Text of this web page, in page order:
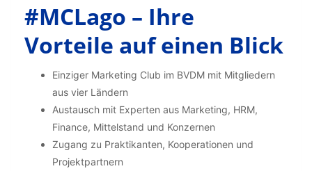
#MCLago – Ihre
Vorteile auf einen Blick
Einziger Marketing Club im BVDM mit Mitgliedern
aus vier Ländern
Austausch mit Experten aus Marketing, HRM,
Finance, Mittelstand und Konzernen
Zugang zu Praktikanten, Kooperationen und
Projektpartnern